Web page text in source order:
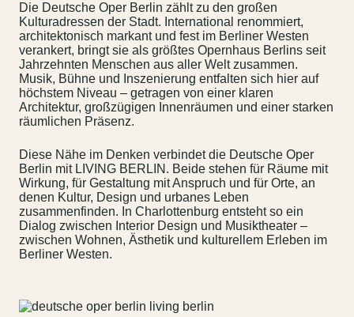
Die Deutsche Oper Berlin zählt zu den großen
Kulturadressen der Stadt. International renommiert,
architektonisch markant und fest im Berliner Westen
verankert, bringt sie als größtes Opernhaus Berlins seit
Jahrzehnten Menschen aus aller Welt zusammen.
Musik, Bühne und Inszenierung entfalten sich hier auf
höchstem Niveau – getragen von einer klaren
Architektur, großzügigen Innenräumen und einer starken
räumlichen Präsenz.
Diese Nähe im Denken verbindet die Deutsche Oper
Berlin mit LIVING BERLIN. Beide stehen für Räume mit
Wirkung, für Gestaltung mit Anspruch und für Orte, an
denen Kultur, Design und urbanes Leben
zusammenfinden. In Charlottenburg entsteht so ein
Dialog zwischen Interior Design und Musiktheater –
zwischen Wohnen, Ästhetik und kulturellem Erleben im
Berliner Westen.